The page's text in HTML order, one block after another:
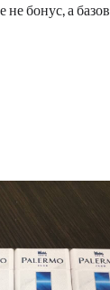
бонус, а